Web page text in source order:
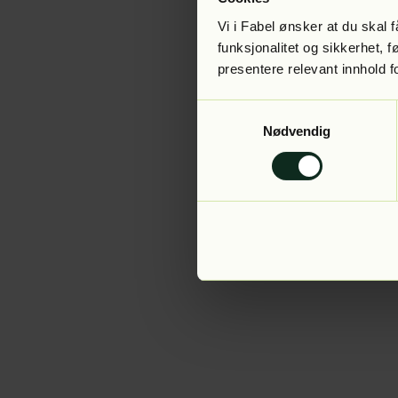
Vi i Fabel ønsker at du skal
funksjonalitet og sikkerhet,
presentere relevant innhold
Nødvendig
Application